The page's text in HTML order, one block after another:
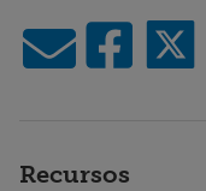
Recursos